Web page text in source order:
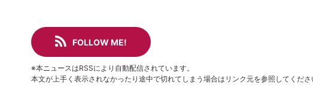
FOLLOW ME!
※本ニュースはRSSにより自動配信されています。
本文が上手く表示されなかったり途中で切れてしまう場合はリンク元を参照してくださ